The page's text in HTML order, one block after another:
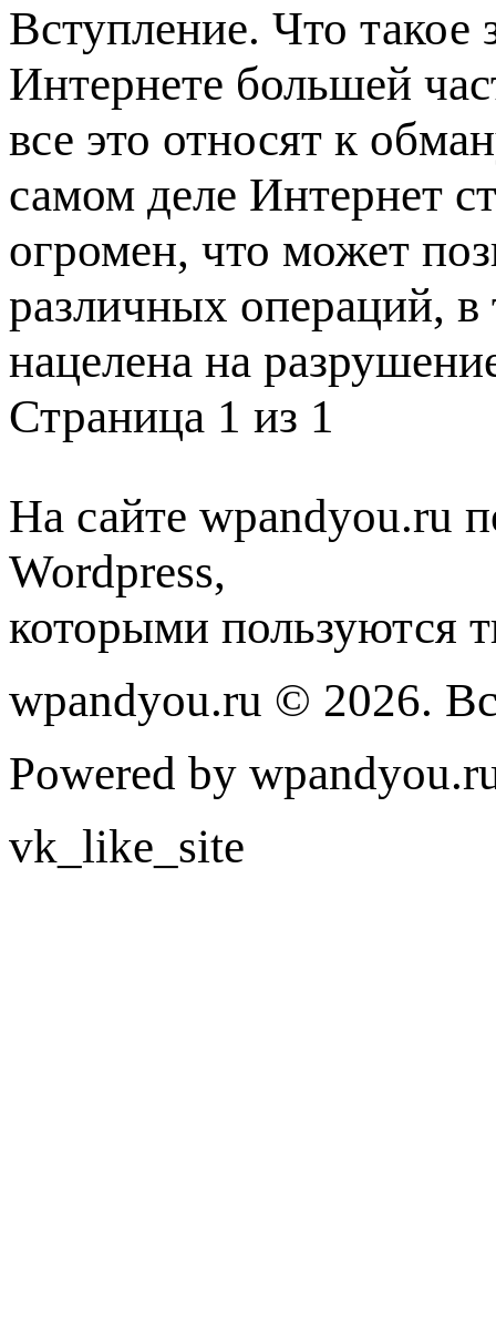
Вступление. Что такое
Интернете большей
все это относят к
самом деле Интернет
огромен, что может
различных операций, в
нацелена на
Страница 1 из 1
На сайте wpandyou.ru
Wordpress,
которыми пользуются
wpandyou.ru © 2026.
Powered by
vk_like_site